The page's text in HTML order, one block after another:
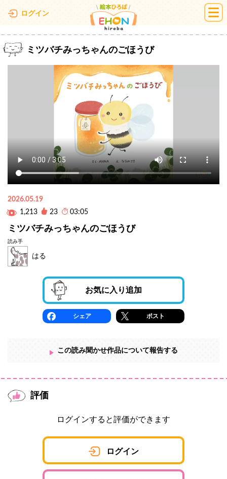
ログイン 絵本ひろば
ミツバチみっちゃんのごほうび
2026.05.19
1,213
23 03:05
ミツバチみっちゃんのごほうび
読み手
はる
お気に入り追加
シェア ポスト
この読み聞かせ作品について報告する
評価
ログインすると評価ができます
ログイン